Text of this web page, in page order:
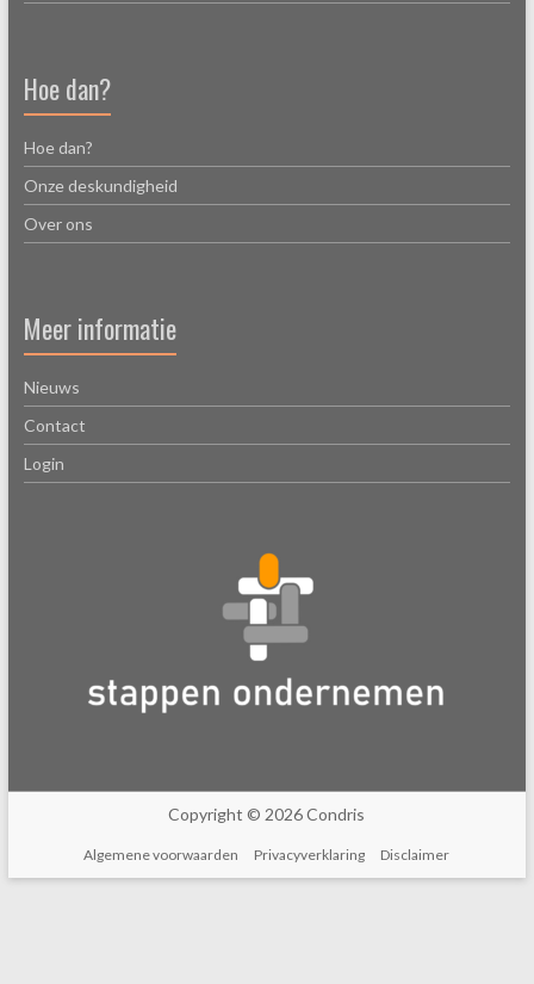
Hoe dan?
Hoe dan?
Onze deskundigheid
Over ons
Meer informatie
Nieuws
Contact
Login
Copyright © 2026 Condris
Algemene voorwaarden Privacyverklaring Disclaimer